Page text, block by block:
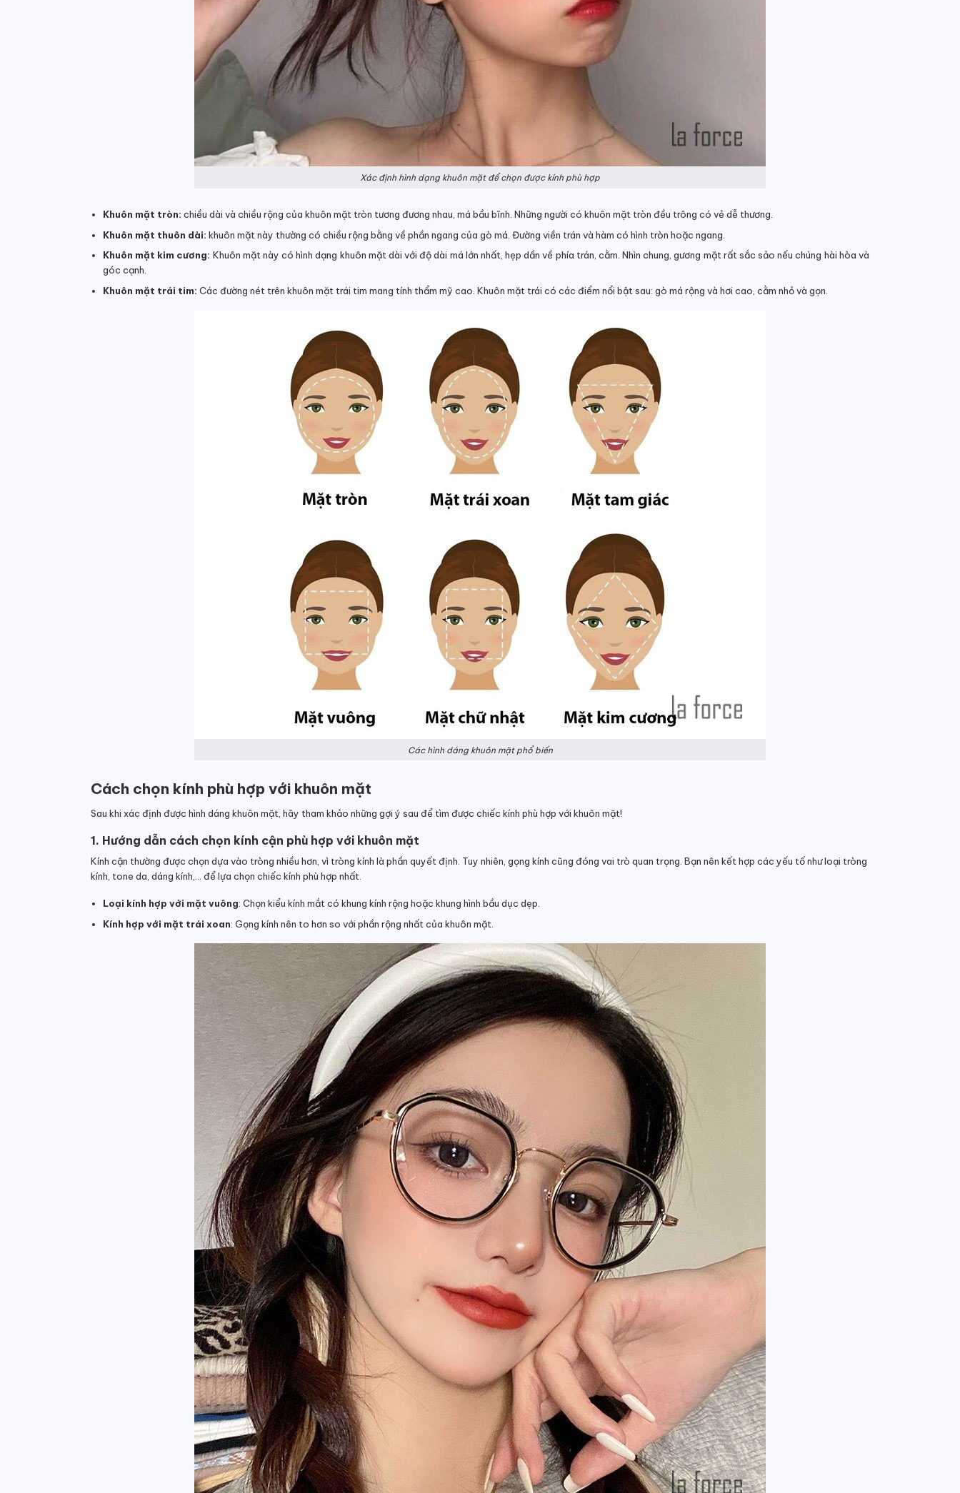
Xác định hình dạng khuôn mặt để chọn được kính phù hợp
Khuôn mặt tròn: chiều dài và chiều rộng của khuôn mặt tròn tương đương nhau, má bầu bĩnh. Những người có khuôn mặt tròn đều trông có vẻ dễ thương.
Khuôn mặt thuôn dài: khuôn mặt này thường có chiều rộng bằng về phần ngang của gò má. Đường viền trán và hàm có hình tròn hoặc ngang.
Khuôn mặt kim cương: Khuôn mặt này có hình dạng khuôn mặt dài với độ dài má lớn nhất, hẹp dần về phía trán, cằm. Nhìn chung, gương mặt rất sắc sảo nếu chúng hài hòa và
góc cạnh.
Khuôn mặt trái tim: Các đường nét trên khuôn mặt trái tim mang tính thẩm mỹ cao Khuôn mặt trái có các điểm nổi bật sau: gò má rộng và hơi cao, cằm nhỏ và gọn.
Các hình dáng khuôn mặt phổ biến
Cách chọn kính phù hợp với khuôn mặt
Sau khi xác định được hình dáng khuôn mặt, hãy tham khảo những gợi ý sau để tìm được chiếc kính phù hợp với khuôn mặt!
1. Hướng dẫn cách chọn kính cận phù hợp với khuôn mặt
Kính cận thường được chọn dựa vào tròng nhiều hơn, vì tròng kính là phần quyết định. Tuy nhiên, gọng kính cũng đóng vai trò quan trọng. Bạn nên kết hợp các yếu tố như loại tròng
kính, tone da, dáng kính,… để lựa chọn chiếc kính phù hợp nhất.
Loại kính hợp với mặt vuông: Chọn kiểu kính mắt có khung kính rộng hoặc khung hình bầu dục dẹp.
Kính hợp với mặt trái xoan: Gọng kính nên to hơn so với phần rộng nhất của khuôn mặt.